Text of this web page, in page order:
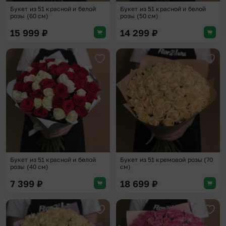
Букет из 51 красной и белой
розы (60 см)
15 999 ₽
Букет из 51 красной и белой
розы (50 см)
14 299 ₽
Добавить в избранное
Букет из 51 красной и белой
розы (40 см)
7 399 ₽
Букет из 51 кремовой розы (70
см)
18 699 ₽
Добавить в избранное